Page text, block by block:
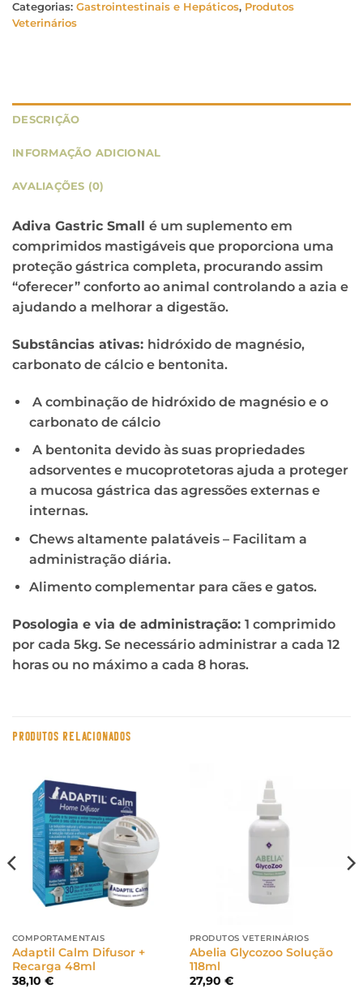
Categorias: Gastrointestinais e Hepáticos, Produtos
Veterinários
DESCRIÇÃO
INFORMAÇÃO ADICIONAL
AVALIAÇÕES (0)
Adiva Gastric Small é um suplemento em
comprimidos mastigáveis que proporciona uma
proteção gástrica completa, procurando assim
“oferecer” conforto ao animal controlando a azia e
ajudando a melhorar a digestão.
Substâncias ativas: hidróxido de magnésio,
carbonato de cálcio e bentonita.
A combinação de hidróxido de magnésio e o
carbonato de cálcio
A bentonita devido às suas propriedades
adsorventes e mucoprotetoras ajuda a proteger
a mucosa gástrica das agressões externas e
internas.
Chews altamente palatáveis – Facilitam a
administração diária.
Alimento complementar para cães e gatos.
Posologia e via de administração: 1 comprimido
por cada 5kg. Se necessário administrar a cada 12
horas ou no máximo a cada 8 horas.
PRODUTOS RELACIONADOS
COMPORTAMENTAIS
Adaptil Calm Difusor +
Recarga 48ml
38,10 €
PRODUTOS VETERINÁRIOS
Abelia Glycozoo Solução
118ml
27,90 €